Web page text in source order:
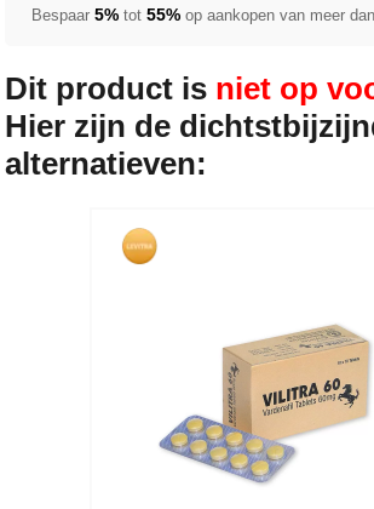
Bespaar5% tot55% op aankopen van meer
Dit product is niet op
Hier zijn de
alternatieven: